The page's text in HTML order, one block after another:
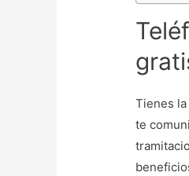
Tienes
te